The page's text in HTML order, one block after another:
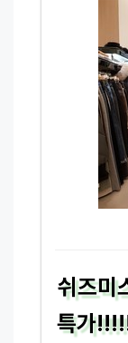
쉬즈미
특가